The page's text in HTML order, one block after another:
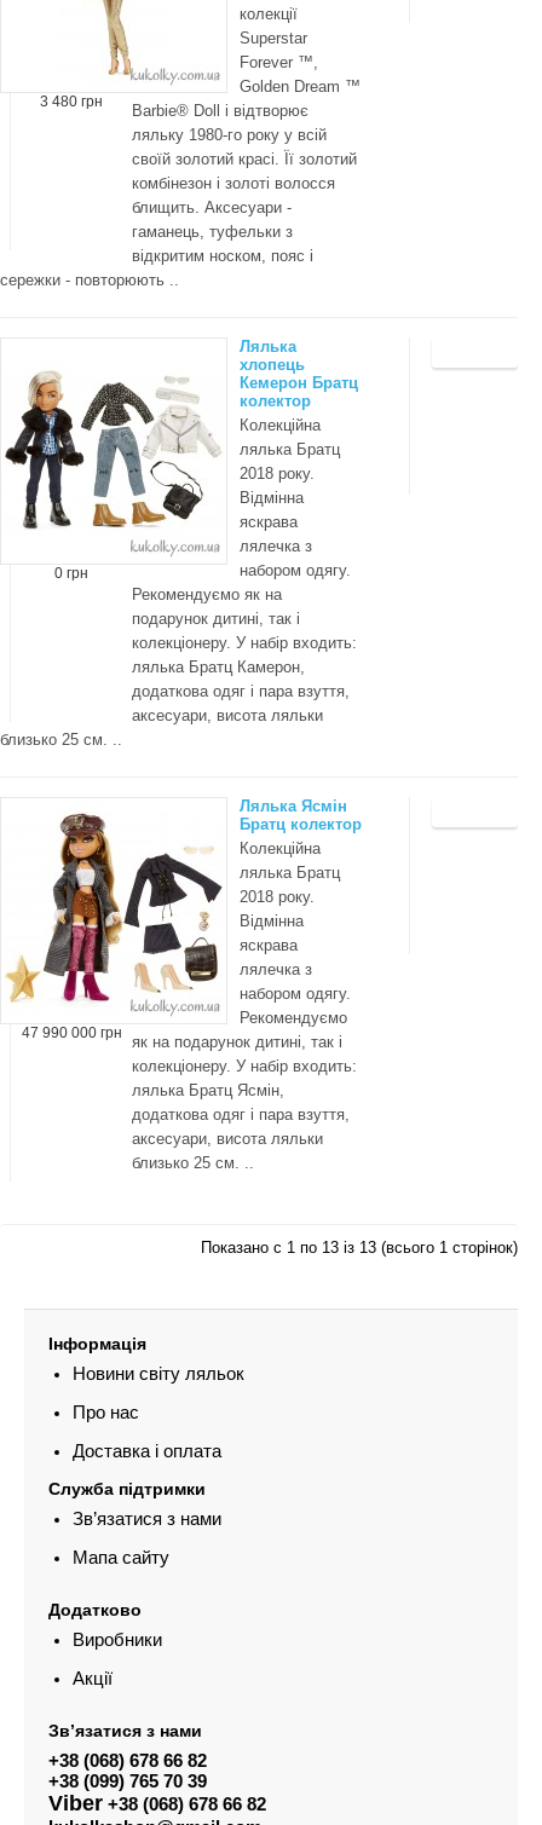
3 480 грн
колекції
Superstar
Forever ™,
Golden Dream ™
Barbie® Doll і відтворює
ляльку 1980-го року у всій
своїй золотий красі. Її золотий
комбінезон і золоті волосся
блищить. Аксесуари -
гаманець, туфельки з
відкритим носком, пояс і
сережки - повторюють ..
0 грн
Лялька
хлопець
Кемерон Братц
колектор
Колекційна
лялька Братц
2018 року.
Відмінна
яскрава
лялечка з
набором одягу.
Рекомендуємо як на
подарунок дитині, так і
колекціонеру. У набір входить:
лялька Братц Камерон,
додаткова одяг і пара взуття,
аксесуари, висота ляльки
близько 25 см. ..
47 990 000 грн
Лялька Ясмін
Братц колектор
Колекційна
лялька Братц
2018 року.
Відмінна
яскрава
лялечка з
набором одягу.
Рекомендуємо
як на подарунок дитині, так і
колекціонеру. У набір входить:
лялька Братц Ясмін,
додаткова одяг і пара взуття,
аксесуари, висота ляльки
близько 25 см. ..
Показано с 1 по 13 із 13 (всього 1 сторінок)
Інформація
Новини світу ляльок
Про нас
Доставка і оплата
Служба підтримки
Зв’язатися з нами
Мапа сайту
Додатково
Виробники
Акції
Зв’язатися з нами
+38 (068) 678 66 82
+38 (099) 765 70 39
Viber +38 (068) 678 66 82